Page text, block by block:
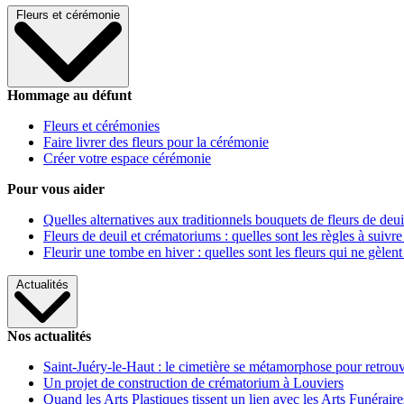
Fleurs et cérémonie
Hommage au défunt
Fleurs et cérémonies
Faire livrer des fleurs pour la cérémonie
Créer votre espace cérémonie
Pour vous aider
Quelles alternatives aux traditionnels bouquets de fleurs de
Fleurs de deuil et crématoriums : quelles sont les règles à
Fleurir une tombe en hiver : quelles sont les fleurs qui ne gèlent
Actualités
Nos actualités
Saint-Juéry-le-Haut : le cimetière se métamorphose pour
Un projet de construction de crématorium à Louviers
Quand les Arts Plastiques tissent un lien avec les Arts